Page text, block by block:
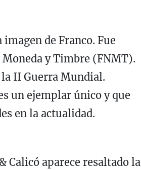
imagen de Franco. Fue
Moneda y Timbre (FNMT).
la II Guerra Mundial.
un ejemplar único y que
en la actualidad.
Calicó aparece resaltado la